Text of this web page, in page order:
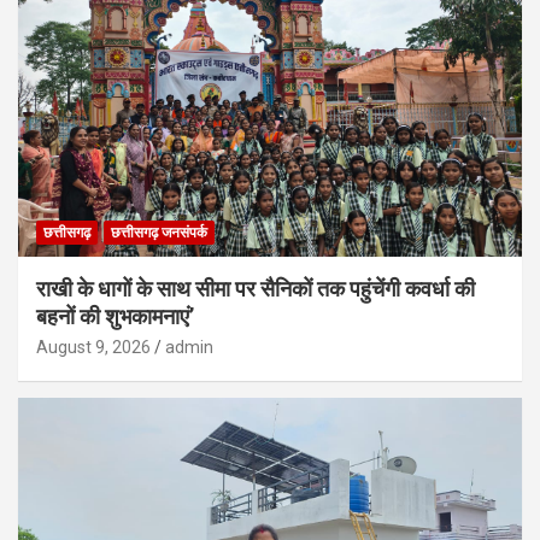
छत्तीसगढ़ छत्तीसगढ़ जनसंपर्क
राखी के धागों के साथ सीमा पर सैनिकों तक पहुंचेंगी कवर्धा की
बहनों की शुभकामनाएं’
August 9, 2026 admin